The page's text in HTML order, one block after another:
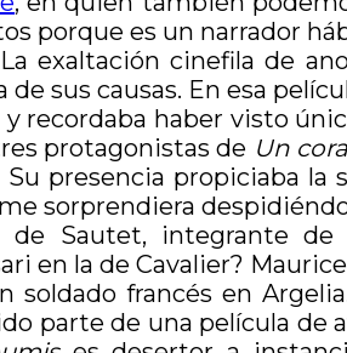
porque es un narrador
La exaltación cinefila de
de sus causas. En esa
recordaba haber visto
protagonistas de Un
presencia propiciaba
sorprendiera
Sautet, integrante
en la de Cavalier?
soldado francés en
parte de una película